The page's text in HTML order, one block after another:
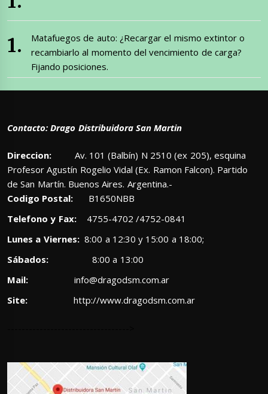
Matafuegos de auto: ¿Recargar el mismo extintor o
recambiarlo al momento del vencimiento de carga?
Fijando posiciones.
Contacto: Drago Distribuidora San Martin
Direccion: Av. 101 (Balbín) N 2510 (ex 205), esquina
Profesor Agustín Rogelio Vidal (Ex. Ramon Falcon). Partido
de San Martín. Buenos Aires. Argentina.-
Codigo Postal: B1650NBB
Telefono y Fax:4755-4702 /4752-0841
Lunes a Viernes:8:00 a 12:30 y 15:00 a 18:00;
Sábados: 8:00 a 13:00
Mail:
info@dragodsm.com.ar
Site:
http://www.dragodsm.com.ar